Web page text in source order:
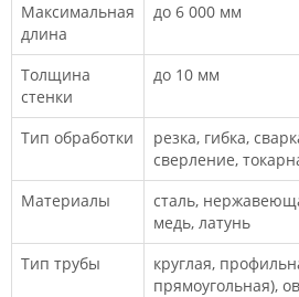
Максимальная
длина
до 6 000 мм
Толщина
стенки
до 10 мм
Тип обработки
резка, гибка,
сверление,
Материалы
сталь,
медь, латунь
Тип трубы
круглая,
прямоугольная),